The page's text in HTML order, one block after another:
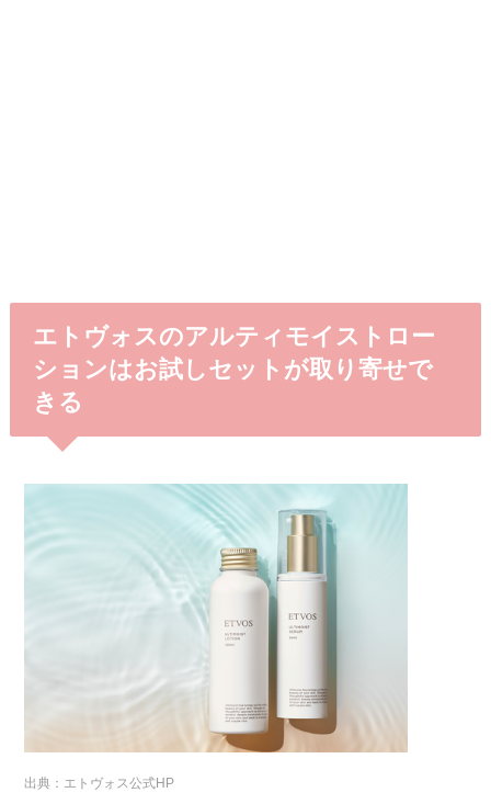
エトヴォスのアルティモイストロー
ションはお試しセットが取り寄せで
きる
出典：エトヴォス公式HP